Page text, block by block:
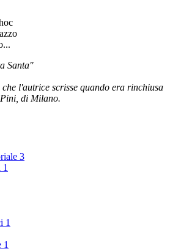
Santa"
l'autrice scrisse quando era rinchiusa
di Milano.
3
1
1
1